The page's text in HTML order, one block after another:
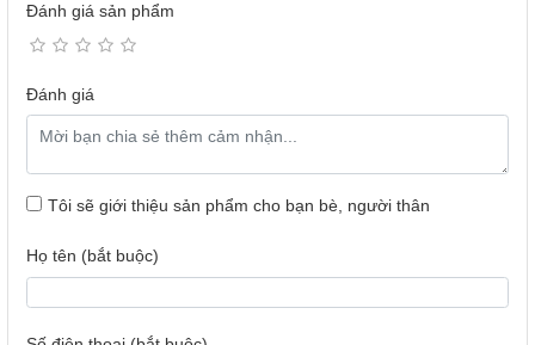
- Tủ lạnh LG này có dung tích ngăn lạnh là 300 lít. Bên trong
và cửa tủ còn được trang bị nhiều ngăn kệ giúp người dùng
dàng.
- Vị trí dưới cùng của ngăn lạnh là ngăn giữ ẩm rau củ Big
Fresh Zone được thiết kế theo dạng hộp kín, cung cấp khả
năng giữ ẩm giúp bảo quản các loại rau củ luôn tươi ngon
Ngăn đá
- Ngăn đá của tủ lạnh có dung tích 208 lít, các ngăn được
Đánh giá sản phẩm
Đánh giá
Tôi sẽ giới thiệu sản phẩm cho bạn bè, người thân
Họ tên (bắt buộc)